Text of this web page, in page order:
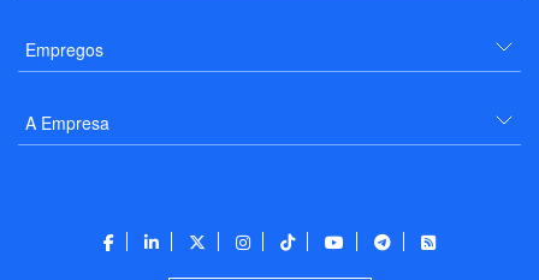
Empregos
A Empresa